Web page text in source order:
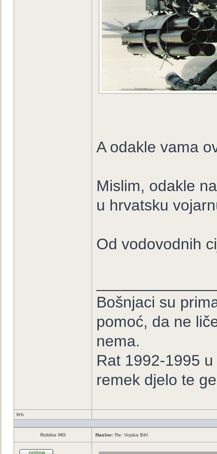
A odakle vama
Mislim, odakle
u hrvatsku
Od vodovodnih
Bošnjaci su
pomoć, da ne
nema.
Rat 1992-1995
remek djelo te
Vrh
Robbie MO Naslov: Re: Vojska BiH